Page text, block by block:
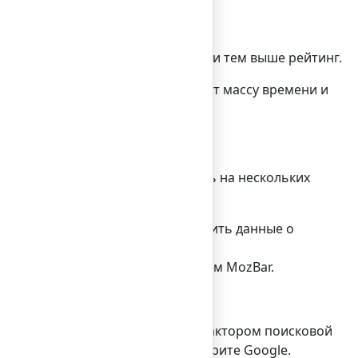
слово, тем оно специфичней и тем выше рейтинг.
Такой помощник сэкономит массу времени и
словах и сконцентрируйтесь на нескольких
Keyword Planner, чтобы получить данные о
воспользуйтесь бесплатным MozBar.
Странно, но столь важным фактором поисковой
вашему продукту. Не дурите Google.